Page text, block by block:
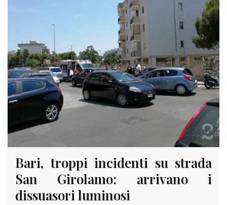
Bari, troppi incidenti su strada
San Girolamo: arrivano i
dissuasori luminosi